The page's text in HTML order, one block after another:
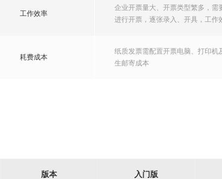
工作效率
企业开票量大、开票类型繁多，需
进行开票，逐张录入、开具，工作
耗费成本
纸质发票需配置开票电脑、打印机
生邮寄成本
版本 入门版